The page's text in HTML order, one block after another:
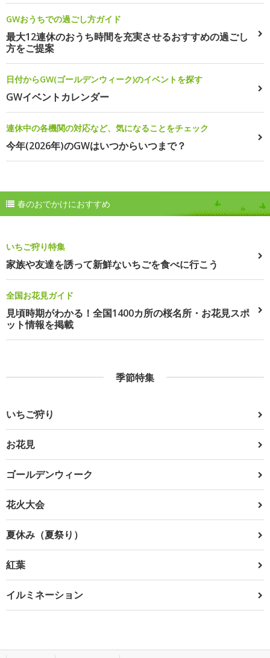
GWおうちでの過ごし方ガイド
最大12連休のおうち時間を充実させるおすすめの過ごし
方をご提案
日付からGW(ゴールデンウィーク)のイベントを探す
GWイベントカレンダー
連休中の各機関の対応など、気になることをチェック
今年(2026年)のGWはいつからいつまで？
春のおでかけにおすすめ
いちご狩り特集
家族や友達を誘って新鮮ないちごを食べに行こう
全国お花見ガイド
見頃時期がわかる！全国1400カ所の桜名所・お花見スポ
ット情報を掲載
季節特集
いちご狩り
お花見
ゴールデンウィーク
花火大会
夏休み（夏祭り）
紅葉
イルミネーション